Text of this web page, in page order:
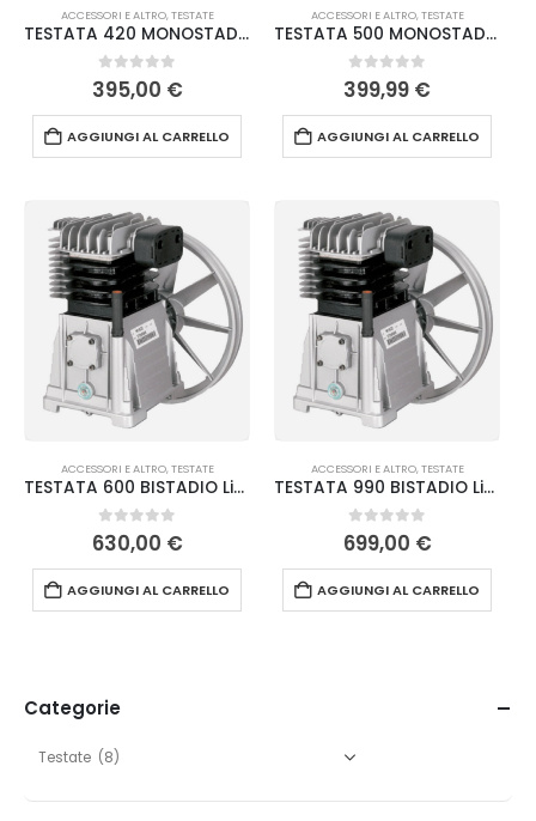
ACCESSORI E ALTRO,TESTATE
TESTATA 420 MONOSTADIO Lisam
0Su 5
395,00 €
AGGIUNGI AL CARRELLO
ACCESSORI E ALTRO,TESTATE
TESTATA 500 MONOSTADIO Lisam
0Su 5
399,99 €
AGGIUNGI AL CARRELLO
ACCESSORI E ALTRO,TESTATE
TESTATA 600 BISTADIO Lisam
0Su 5
630,00 €
AGGIUNGI AL CARRELLO
ACCESSORI E ALTRO,TESTATE
TESTATA 990 BISTADIO Lisam
0Su 5
699,00 €
AGGIUNGI AL CARRELLO
Categorie